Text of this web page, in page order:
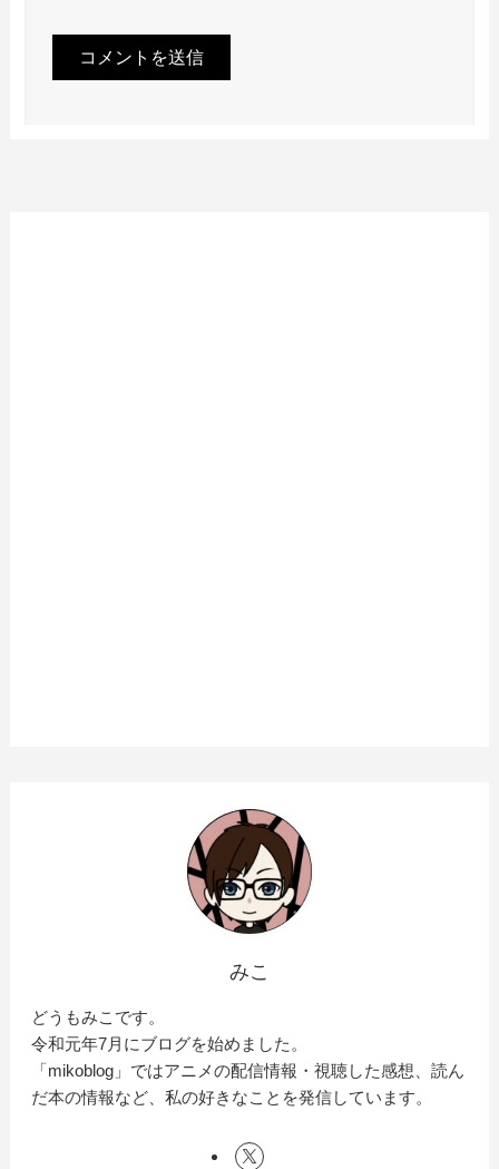
みこ
どうもみこです。
令和元年7月にブログを始めました。
「mikoblog」ではアニメの配信情報・視聴した感想、読ん
だ本の情報など、私の好きなことを発信しています。